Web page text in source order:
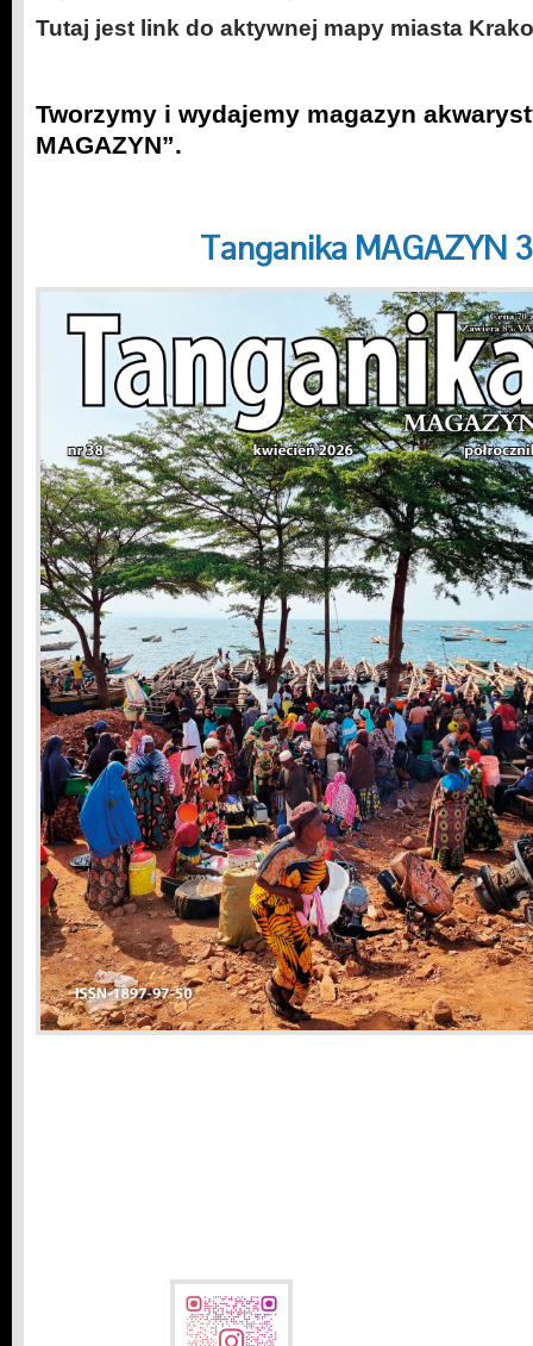
Tutaj jest link do aktywnej mapy miasta
Tworzymy i wydajemy magazyn
MAGAZYN”.
Tanganika MAGAZYN